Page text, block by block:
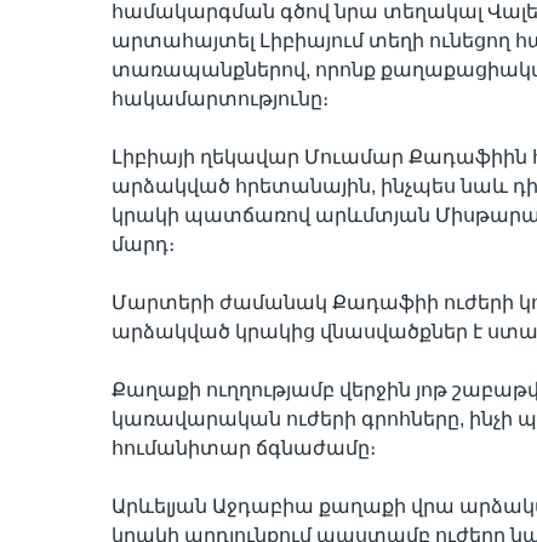
համակարգման գծով նրա տեղակալ
արտահայտել Լիբիայում տեղի ունեցող
տառապանքներով, որոնք
հակամարտությունը։
Լիբիայի ղեկավար Մուամար Քադաֆիին
արձակված հրետանային, ինչպես նաև
կրակի պատճառով արևմտյան Միսթարա
մարդ։
Մարտերի ժամանակ Քադաֆիի ուժերի
արձակված կրակից վնասվածքներ է
Քաղաքի ուղղությամբ վերջին յոթ
կառավարական ուժերի գրոհները, ինչի
հումանիտար ճգնաժամը։
Արևելյան Աջդաբիա քաղաքի վրա
կրակի արդյունքում ապստամբ ուժերը